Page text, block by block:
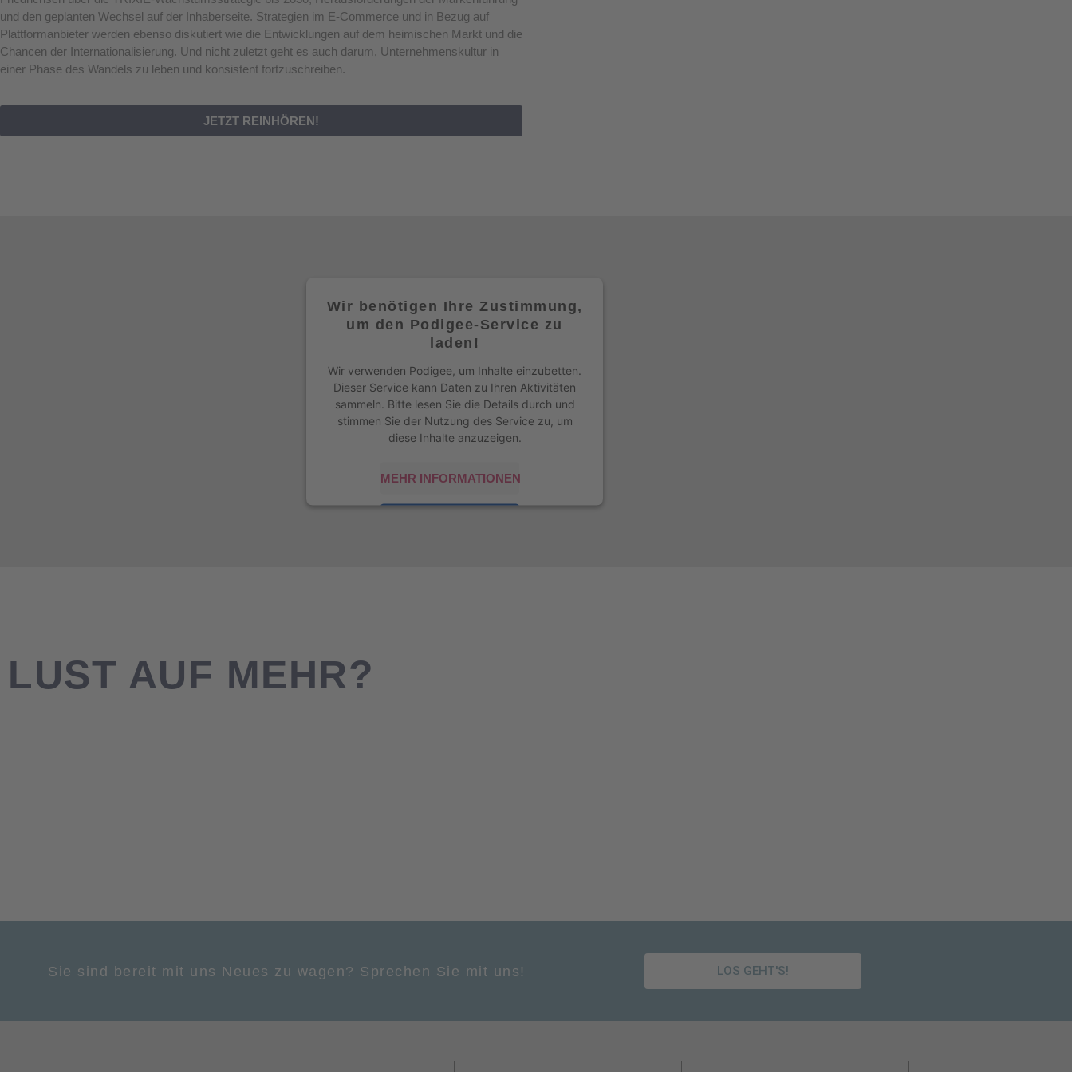
und den geplanten Wechsel auf der Inhaberseite. Strategien im E-Commerce und in Bezug auf
Plattformanbieter werden ebenso diskutiert wie die Entwicklungen auf dem heimischen Markt und die
Chancen der Internationalisierung. Und nicht zuletzt geht es auch darum, Unternehmenskultur in
einer Phase des Wandels zu leben und konsistent fortzuschreiben.
JETZT REINHÖREN!
Wir benötigen Ihre Zustimmung,
um den Podigee-Service zu
laden!
Wir verwenden Podigee, um Inhalte einzubetten.
Dieser Service kann Daten zu Ihren Aktivitäten
sammeln. Bitte lesen Sie die Details durch und
stimmen Sie der Nutzung des Service zu, um
diese Inhalte anzuzeigen.
MEHR INFORMATIONEN
LUST AUF MEHR?
Sie sind bereit mit uns Neues zu wagen? Sprechen Sie mit uns! LOS GEHT'S!